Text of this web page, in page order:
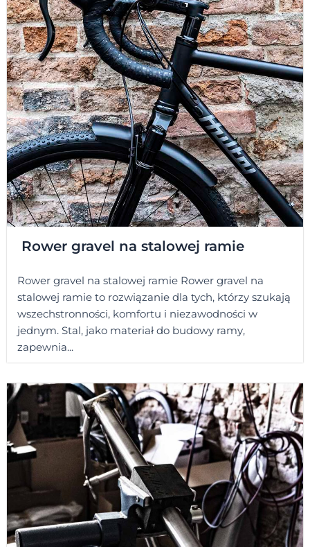
Rower gravel na stalowej ramie
Rower gravel na stalowej ramie Rower gravel na
stalowej ramie to rozwiązanie dla tych, którzy szukają
wszechstronności, komfortu i niezawodności w
jednym. Stal, jako materiał do budowy ramy,
zapewnia...